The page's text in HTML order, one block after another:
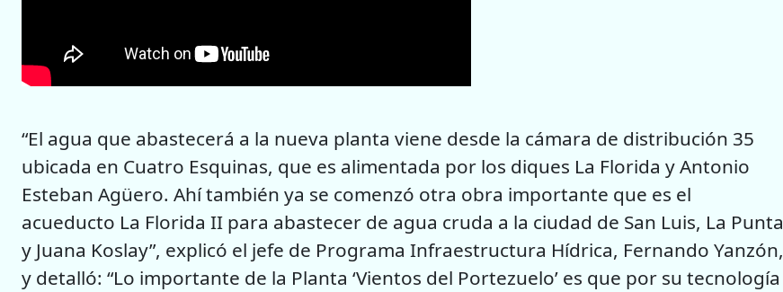
“El agua que abastecerá a la nueva planta viene desde la cámara de distribución 35
ubicada en Cuatro Esquinas, que es alimentada por los diques La Florida y Antonio
Esteban Agüero. Ahí también ya se comenzó otra obra importante que es el
acueducto La Florida II para abastecer de agua cruda a la ciudad de San Luis, La Punta
y Juana Koslay”, explicó el jefe de Programa Infraestructura Hídrica, Fernando Yanzón,
y detalló: “Lo importante de la Planta ‘Vientos del Portezuelo’ es que por su tecnología